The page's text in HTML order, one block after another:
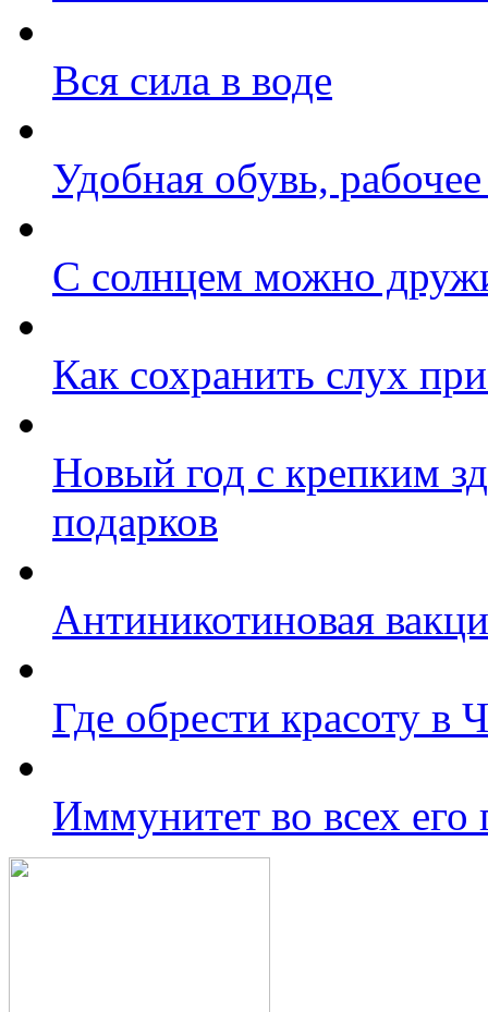
Вся сила в воде
Удобная обувь,
С солнцем можно
Как сохранить слух
Новый год с крепким
подарков
Антиникотиновая
Где обрести красоту в
Иммунитет во всех его